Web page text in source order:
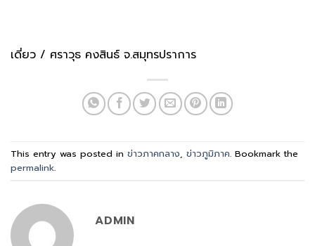
เดี่ยว / ศราวุธ คงสินธ์ จ.สมุทรปราการ
This entry was posted in ข่าวภาคกลาง, ข่าวภูมิภาค. Bookmark the
permalink.
ADMIN